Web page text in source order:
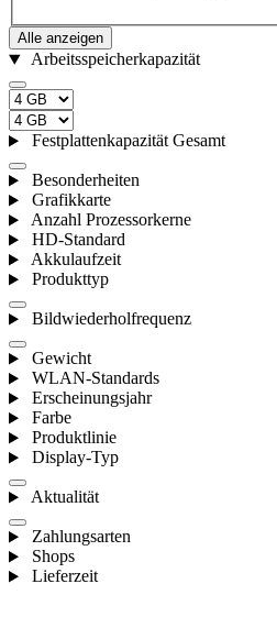
Alle anzeigen
Arbeitsspeicherkapazität
Festplattenkapazität Gesamt
Besonderheiten
Grafikkarte
Anzahl Prozessorkerne
HD-Standard
Akkulaufzeit
Produkttyp
Bildwiederholfrequenz
Gewicht
WLAN-Standards
Erscheinungsjahr
Farbe
Produktlinie
Display-Typ
Aktualität
Zahlungsarten
Shops
Lieferzeit